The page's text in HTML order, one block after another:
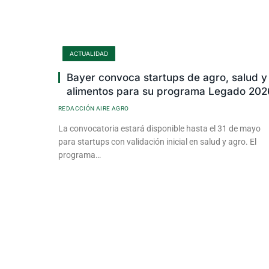
ACTUALIDAD
Bayer convoca startups de agro, salud y
alimentos para su programa Legado
REDACCIÓN AIRE AGRO
La convocatoria estará disponible hasta el 31 de mayo
para startups con validación inicial en salud y agro. El
programa…